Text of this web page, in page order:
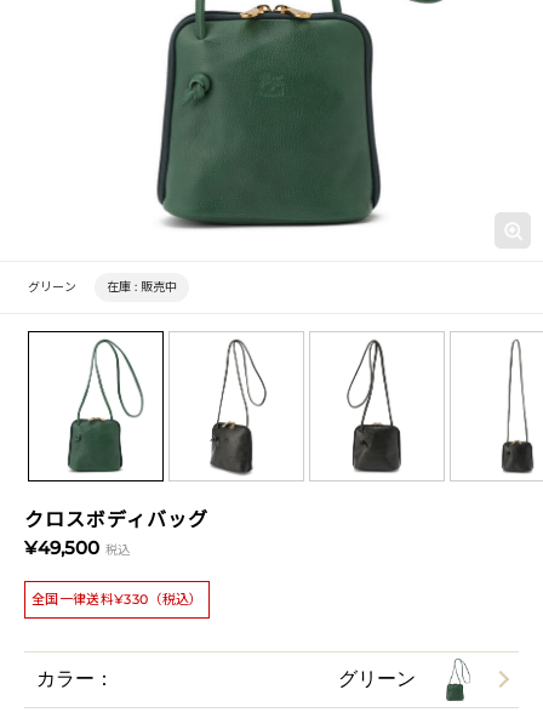
クロスボディバッグ
¥49,500 税込
全国一律送料¥330（税込）
グリーン 在庫 : 販売中
カラー： グリーン